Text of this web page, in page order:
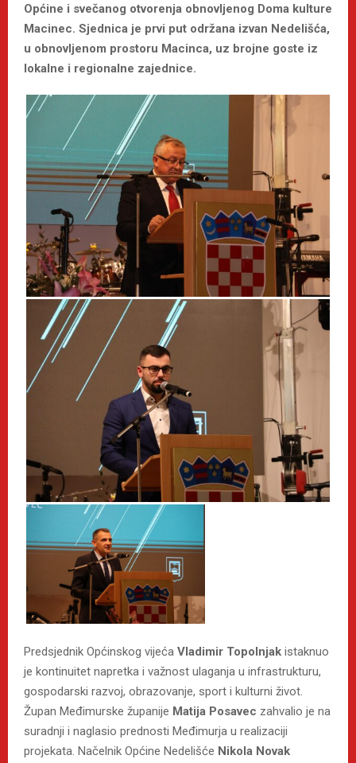
Općine i svečanog otvorenja obnovljenog Doma kulture
Macinec. Sjednica je prvi put održana izvan Nedelišća,
u obnovljenom prostoru Macinca, uz brojne goste iz
lokalne i regionalne zajednice.
Predsjednik Općinskog vijeća Vladimir Topolnjak istaknuo
je kontinuitet napretka i važnost ulaganja u infrastrukturu,
gospodarski razvoj, obrazovanje, sport i kulturni život.
Župan Međimurske županije Matija Posavec zahvalio je na
suradnji i naglasio prednosti Međimurja u realizaciji
projekata. Načelnik Općine Nedelišće Nikola Novak